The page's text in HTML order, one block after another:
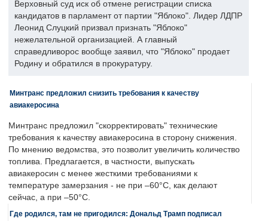
Верховный суд иск об отмене регистрации списка
кандидатов в парламент от партии "Яблоко". Лидер ЛДПР
Леонид Слуцкий призвал признать "Яблоко"
нежелательной организацией. А главный
справедливорос вообще заявил, что "Яблоко" продает
Родину и обратился в прокуратуру.
Минтранс предложил снизить требования к качеству
авиакеросина
Минтранс предложил "скорректировать" технические
требования к качеству авиакеросина в сторону снижения.
По мнению ведомства, это позволит увеличить количество
топлива. Предлагается, в частности, выпускать
авиакеросин с менее жесткими требованиями к
температуре замерзания - не при –60°C, как делают
сейчас, а при –50°C.
Где родился, там не пригодился: Дональд Трамп подписал